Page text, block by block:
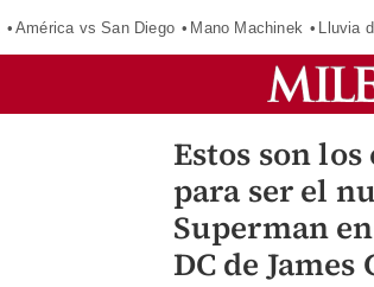
América vs San Diego Mano Machinek Lluvia
Estos son
para ser el
Superman
DC de James